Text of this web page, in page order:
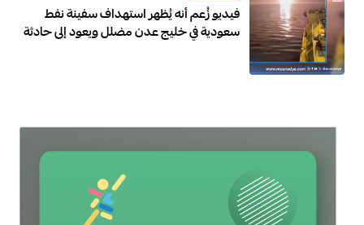
فيديو زُعم أنه يُظهر استهداف سفينة نفط
سعودية في خليج عدن مضلل ويعود إلى حادثة